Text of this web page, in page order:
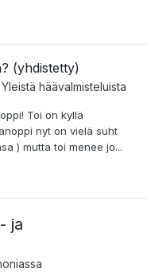
(yhdistetty)
Yleistä häävalmisteluista
Toi on kyllä
nyt on vielä suht
) mutta toi menee jo...
ja